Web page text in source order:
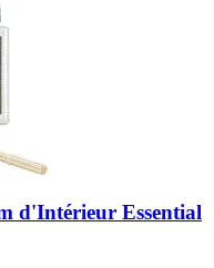
d'Intérieur Essential